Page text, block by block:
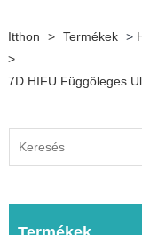
Itthon > Termékek >
>
7D HIFU Függőleges